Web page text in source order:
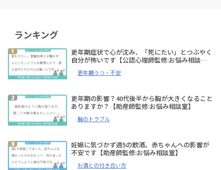
ランキング
更年期症状で心が沈み、「死にたい」とつぶやく
自分が怖いです【公認心理師監修:お悩み相談
更年期うつ・不安
更年期の影響？40代後半から胸が大きくなること
ありますか？【助産師監修:お悩み相談室】
胸のトラブル
妊娠に気づかず週5の飲酒。赤ちゃんへの影響が
不安です【助産師監修:お悩み相談室】
お酒との付き合い方